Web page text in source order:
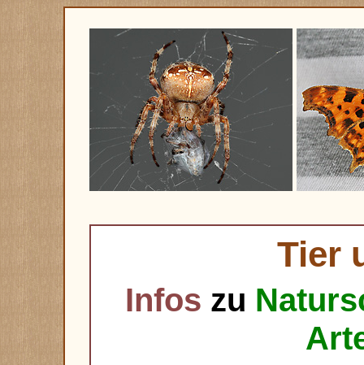
Tier
Infos zu